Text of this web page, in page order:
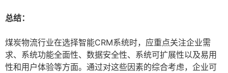
总结：
煤炭物流行业在选择智能CRM系统时，应重点关注企业需
求、系统功能全面性、数据安全性、系统可扩展性以及易用
性和用户体验等方面。通过对这些因素的综合考虑，企业可